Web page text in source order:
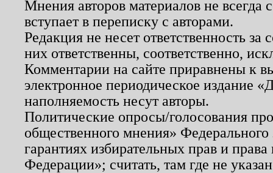
Мнения авторов материалов не
вступает в переписку с авторами.
Редакция не несет ответственность
них ответственны, соответственно,
Комментарии на сайте приравнены к
электронное периодическое издание
наполняемость несут авторы.
Политические опросы/голосования
общественного мнения»
гарантиях избирательных прав и
Федерации»; считать, там где не